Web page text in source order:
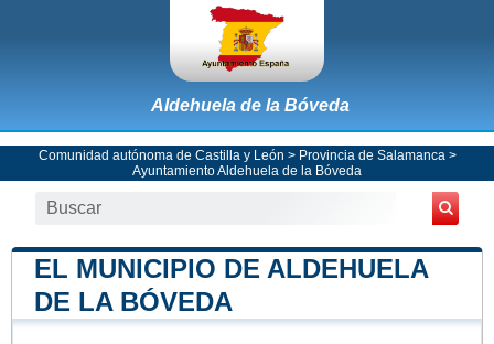
Aldehuela de la Bóveda
Comunidad autónoma de Castilla y León > Provincia de Salamanca >
Ayuntamiento Aldehuela de la Bóveda
EL MUNICIPIO DE ALDEHUELA
DE LA BÓVEDA